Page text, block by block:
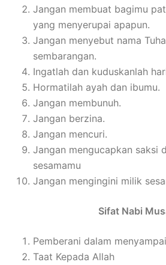
Jangan membuat bagimu
yang menyerupai apapun.
Jangan menyebut nama
sembarangan.
Ingatlah dan kuduskanlah
Hormatilah ayah dan ibumu.
Jangan membunuh.
Jangan berzina.
Jangan mencuri.
Jangan mengucapkan saksi
sesamamu
Jangan mengingini milik
Sifat Nabi
Pemberani dalam
Taat Kepada Allah